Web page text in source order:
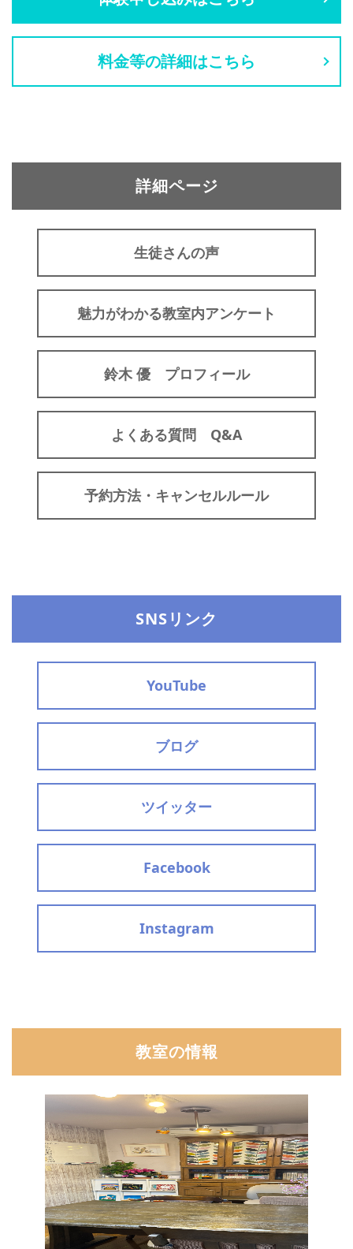
料金等の詳細はこちら
詳細ページ
生徒さんの声
魅力がわかる教室内アンケート
鈴木 優 プロフィール
よくある質問 Q&A
予約方法・キャンセルルール
SNSリンク
YouTube
ブログ
ツイッター
Facebook
Instagram
教室の情報